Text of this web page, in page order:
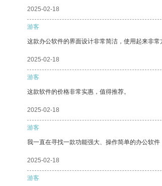
2025-02-18
游客
这款办公软件的界面设计非常简洁，使用起来非常
2025-02-18
游客
这款软件的价格非常实惠，值得推荐。
2025-02-18
游客
我一直在寻找一款功能强大、操作简单的办公软
2025-02-18
游客